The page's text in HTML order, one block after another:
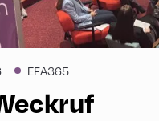
EFA365